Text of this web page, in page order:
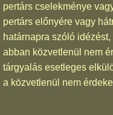
pertárs cselekménye
pertárs előnyére vagy
határnapra szóló
abban közvetlenül nem
tárgyalás esetleges
a közvetlenül nem